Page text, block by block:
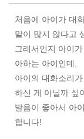
처음에 아이가 대
말이 많지 않다고
그래서인지 아이
아하는 아이인데,
아이의 대화소리
하신 게 아닐까 싶
발음이 좋아서 아
합니다!